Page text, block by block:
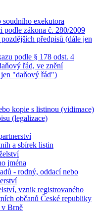
soudního exekutora
podle zákona č. 280/2009
předpisů (dále jen
podle § 178 odst. 4
řád, ve znění
jen "daňový řád")
kopie s listinou (vidimace)
(legalizace)
a sbírek listin
jména
- rodný, oddací nebo
vznik registrovaného
občanů České republiky
v Brně